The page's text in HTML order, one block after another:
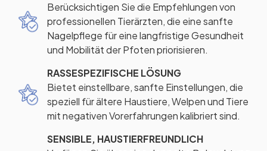
Berücksichtigen Sie die Empfehlungen von
professionellen Tierärzten, die eine sanfte
Nagelpflege für eine langfristige Gesundheit
und Mobilität der Pfoten priorisieren.
RASSESPEZIFISCHE LÖSUNG
Bietet einstellbare, sanfte Einstellungen, die
speziell für ältere Haustiere, Welpen und Tiere
mit negativen Vorerfahrungen kalibriert sind.
SENSIBLE, HAUSTIERFREUNDLICH